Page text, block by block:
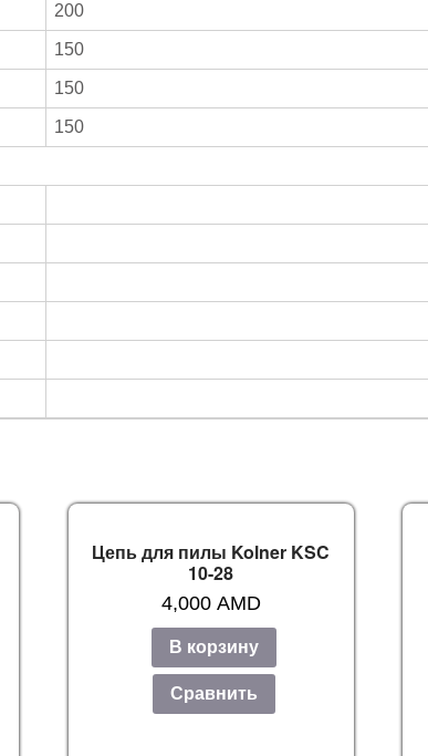
200
150
150
150
Цепь для пилы Kolner KSC
10-28
4,000 AMD
В корзину
Сравнить